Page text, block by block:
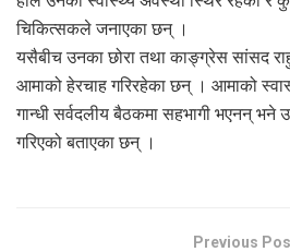
चिकित्सकले जनाएका छन् ।
यसैबीच उनका छोरा तथा काङ्ग्रेस सांसद
आमाको हेरचाह गरिरहेका छन् । आमाको
गान्धी सर्वदलीय बैठकमा सहभागी भएनन् भने
गरिएको बताएका छन् ।
Previous